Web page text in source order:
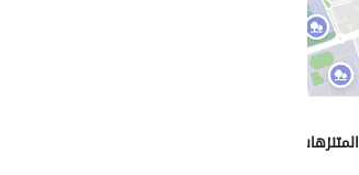
المتنزهات